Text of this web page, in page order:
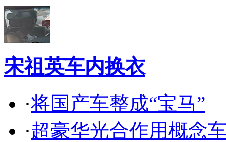
宋祖英车内换衣
·将国产车整成“宝马”
·超豪华光合作用概念